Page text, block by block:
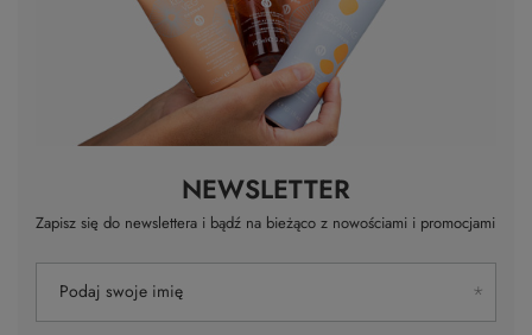
NEWSLETTER
Zapisz się do newslettera i bądź na bieżąco z nowościami i promocjami
Podaj swoje imię